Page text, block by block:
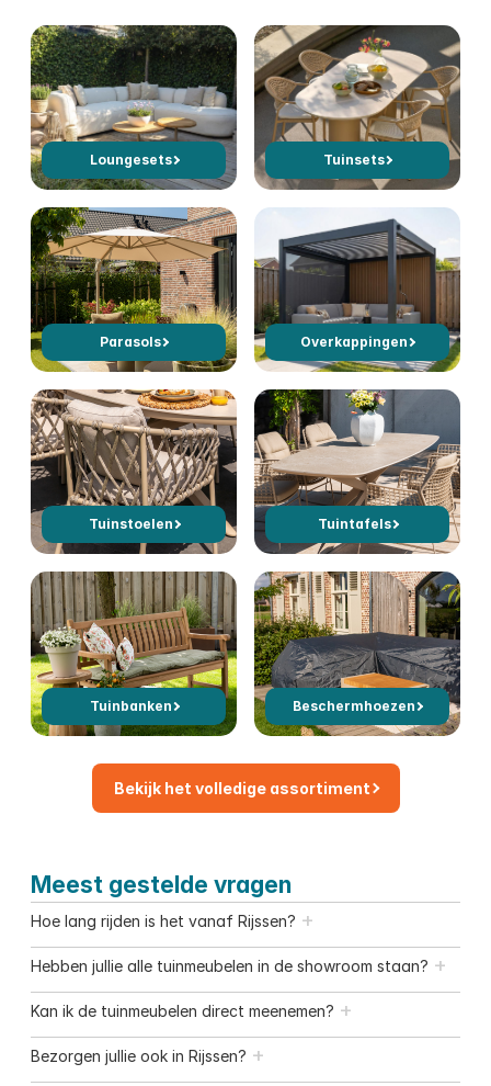
Loungesets Tuinsets
Parasols Overkappingen
Tuinstoelen Tuintafels
Tuinbanken Beschermhoezen
Bekijk het volledige assortiment
Meest gestelde vragen
Hoe lang rijden is het vanaf Rijssen? +
Hebben jullie alle tuinmeubelen in de showroom staan? +
Kan ik de tuinmeubelen direct meenemen? +
Bezorgen jullie ook in Rijssen? +